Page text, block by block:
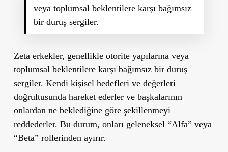
veya toplumsal beklentilere karşı bağımsız
bir duruş sergiler.
Zeta erkekler, genellikle otorite yapılarına veya
toplumsal beklentilere karşı bağımsız bir duruş
sergiler. Kendi kişisel hedefleri ve değerleri
doğrultusunda hareket ederler ve başkalarının
onlardan ne beklediğine göre şekillenmeyi
reddederler. Bu durum, onları geleneksel “Alfa” veya
“Beta” rollerinden ayırır.